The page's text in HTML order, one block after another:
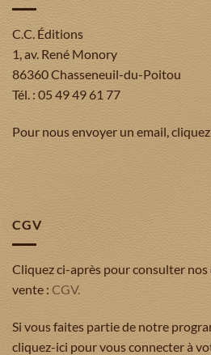
C.C. Éditions
1, av. René Monory
86360 Chasseneuil-du-Poitou
Tél. : 05 49 49 61 77
Pour nous envoyer un email, cliquez
CGV
Cliquez ci-après pour consulter
vente : CGV.
Si vous faites partie de notre
cliquez-ici pour vous connecter à